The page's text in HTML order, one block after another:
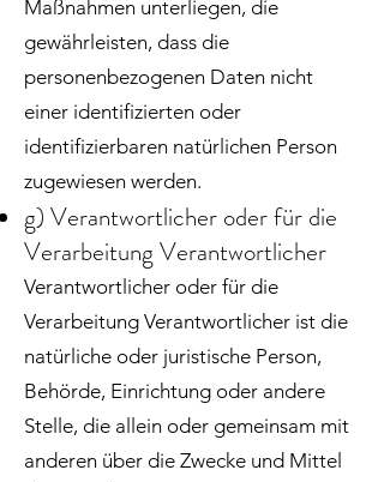
Maßnahmen unterliegen, die
gewährleisten, dass die
personenbezogenen Daten nicht
einer identifizierten oder
identifizierbaren natürlichen Person
zugewiesen werden.
g) Verantwortlicher oder für die
Verarbeitung Verantwortlicher
Verantwortlicher oder für die
Verarbeitung Verantwortlicher ist die
natürliche oder juristische Person,
Behörde, Einrichtung oder andere
Stelle, die allein oder gemeinsam mit
anderen über die Zwecke und Mittel